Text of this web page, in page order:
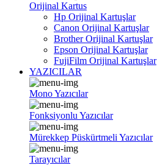
Orijinal Kartus
Hp Orijinal Kartuşlar
Canon Orijinal Kartuşlar
Brother Orijinal Kartuşlar
Epson Orijinal Kartuşlar
FujiFilm Orijinal Kartuşlar
YAZICILAR
Mono Yazıcılar
Fonksiyonlu Yazıcılar
Mürekkep Püskürtmeli Yazıcılar
Tarayıcılar